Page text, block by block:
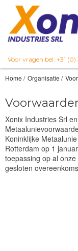
Voor vragen bel: +31 (0)
Home / Organisatie /
Xonix Industries Srl
Koninklijke
Rotterdam op 1
toepassing op al
gesloten